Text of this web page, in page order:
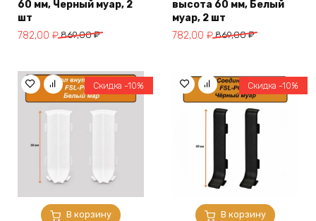
60 мм, Черный муар, 2
шт
869,00₽
Первоначальная
869,00 ₽.
782,00 ₽
Текущая
высота 60 мм, Белый
муар, 2 шт
869,00₽
Первоначальная
869,00 ₽.
782,00 ₽
Текущая
В корзину
Скидка -10%
В корзину
Скидка -10%